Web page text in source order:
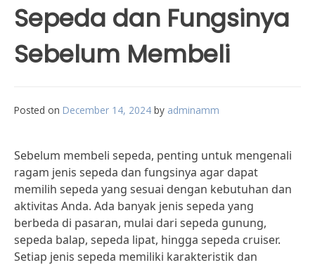
Sepeda dan Fungsinya
Sebelum Membeli
Posted on December 14, 2024 by adminamm
Sebelum membeli sepeda, penting untuk mengenali
ragam jenis sepeda dan fungsinya agar dapat
memilih sepeda yang sesuai dengan kebutuhan dan
aktivitas Anda. Ada banyak jenis sepeda yang
berbeda di pasaran, mulai dari sepeda gunung,
sepeda balap, sepeda lipat, hingga sepeda cruiser.
Setiap jenis sepeda memiliki karakteristik dan